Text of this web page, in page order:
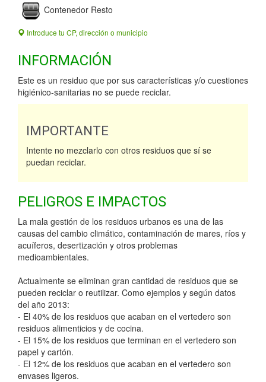
Contenedor Resto
Introduce tu CP, dirección o municipio
INFORMACIÓN
Este es un residuo que por sus características y/o cuestiones
higiénico-sanitarias no se puede reciclar.
IMPORTANTE
Intente no mezclarlo con otros residuos que sí se
puedan reciclar.
PELIGROS E IMPACTOS
La mala gestión de los residuos urbanos es una de las
causas del cambio climático, contaminación de mares, ríos y
acuíferos, desertización y otros problemas
medioambientales.
Actualmente se eliminan gran cantidad de residuos que se
pueden reciclar o reutilizar. Como ejemplos y según datos
del año 2013:
- El 40% de los residuos que acaban en el vertedero son
residuos alimenticios y de cocina.
- El 15% de los residuos que terminan en el vertedero son
papel y cartón.
- El 12% de los residuos que acaban en el vertedero son
envases ligeros.